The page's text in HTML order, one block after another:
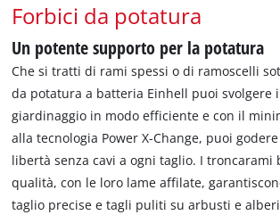
Forbici da potatura
Un potente supporto per la potatura
Che si tratti di rami spessi o di ramoscelli
da potatura a batteria Einhell puoi svolgere
giardinaggio in modo efficiente e con il
alla tecnologia Power X-Change, puoi
libertà senza cavi a ogni taglio. I troncarami
qualità, con le loro lame affilate,
taglio precise e tagli puliti su arbusti e